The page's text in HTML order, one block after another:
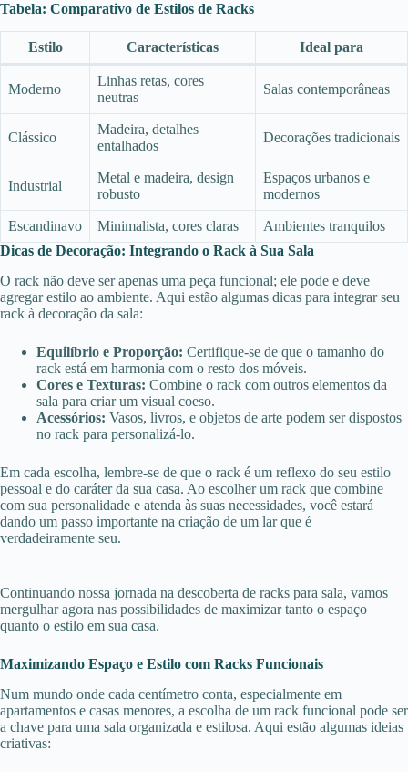
Tabela: Comparativo de Estilos de Racks
Estilo Características Ideal para
Moderno
Linhas retas, cores
neutras
Salas contemporâneas
Clássico
Madeira, detalhes
entalhados
Decorações tradicionais
Industrial
Metal e madeira, design
robusto
Espaços urbanos e
modernos
Escandinavo Minimalista, cores claras
Ambientes tranquilos
Dicas de Decoração: Integrando o Rack à Sua Sala
O rack não deve ser apenas uma peça funcional; ele pode e deve
agregar estilo ao ambiente. Aqui estão algumas dicas para integrar seu
rack à decoração da sala:
Equilíbrio e Proporção: Certifique-se de que o tamanho do
rack está em harmonia com o resto dos móveis.
Cores e Texturas: Combine o rack com outros elementos da
sala para criar um visual coeso.
Acessórios: Vasos, livros, e objetos de arte podem ser dispostos
no rack para personalizá-lo.
Em cada escolha, lembre-se de que o rack é um reflexo do seu estilo
pessoal e do caráter da sua casa. Ao escolher um rack que combine
com sua personalidade e atenda às suas necessidades, você estará
dando um passo importante na criação de um lar que é
verdadeiramente seu.
Continuando nossa jornada na descoberta de racks para sala, vamos
mergulhar agora nas possibilidades de maximizar tanto o espaço
quanto o estilo em sua casa.
Maximizando Espaço e Estilo com Racks Funcionais
Num mundo onde cada centímetro conta, especialmente em
apartamentos e casas menores, a escolha de um rack funcional pode ser
a chave para uma sala organizada e estilosa. Aqui estão algumas ideias
criativas: